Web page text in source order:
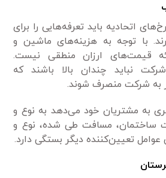
اتحادیه باید تعرفه‌هایی را برای
با توجه به هزینه‌های ماشین و
قیمت‌های ارزان منطقی نیست.
نباید چندان بالا باشند که
به شرکت منصرف شوند.
به مشتریان خود می‌دهد به نوع و
ساختمان، مسافت طی شده، نوع و
تعیین‌کننده دیگر بستگی دارد.